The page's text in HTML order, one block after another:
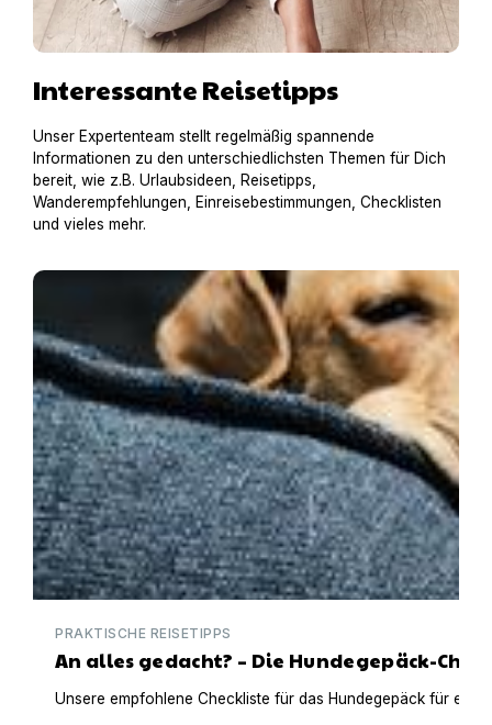
Interessante Reisetipps
Unser Expertenteam stellt regelmäßig spannende
Informationen zu den unterschiedlichsten Themen für Dich
bereit, wie z.B. Urlaubsideen, Reisetipps,
Wanderempfehlungen, Einreisebestimmungen, Checklisten
und vieles mehr.
An alles gedacht? – Die Hundegepäck-Checkliste
PRAKTISCHE REISETIPPS
An alles gedacht? – Die Hundegepäck-
Unsere empfohlene Checkliste für das Hundegepäck für